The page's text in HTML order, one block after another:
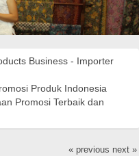
Business - Importer
Produk Indonesia
Promosi Terbaik dan
« previous next »